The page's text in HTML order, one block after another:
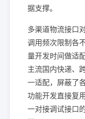
据支撑。
多渠道物流接口
调用频次限制各
量开发时间做适
主流国内快递、
一适配，屏蔽了
功能开发直接复
一对接调试接口